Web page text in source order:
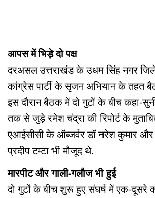
आपस में भिड़े दो पक्ष
दरअसल उत्तराखंड के उधम सिंह नगर
कांग्रेस पार्टी के सृजन अभियान के तहत
इस दौरान बैठक में दो गुटों के बीच कहा-
तक से जुड़े रमेश चंद्रा की रिपोर्ट के
एआईसीसी के ऑब्जर्वर डॉ नरेश कुमार
प्रदीप टम्टा भी मौजूद थे.
मारपीट और गाली-गलौज भी हुई
दो गुटों के बीच शुरू हुए संघर्ष में एक-दूसरे